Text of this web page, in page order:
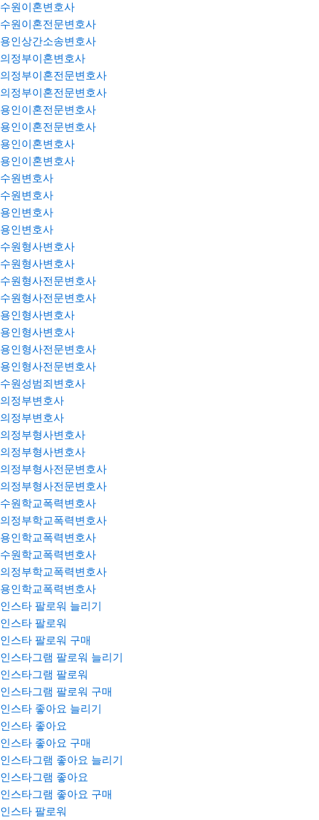
수원이혼변호사
수원이혼전문변호사
용인상간소송변호사
의정부이혼변호사
의정부이혼전문변호사
의정부이혼전문변호사
용인이혼전문변호사
용인이혼전문변호사
용인이혼변호사
용인이혼변호사
수원변호사
수원변호사
용인변호사
용인변호사
수원형사변호사
수원형사변호사
수원형사전문변호사
수원형사전문변호사
용인형사변호사
용인형사변호사
용인형사전문변호사
용인형사전문변호사
수원성범죄변호사
의정부변호사
의정부변호사
의정부형사변호사
의정부형사변호사
의정부형사전문변호사
의정부형사전문변호사
수원학교폭력변호사
의정부학교폭력변호사
용인학교폭력변호사
수원학교폭력변호사
의정부학교폭력변호사
용인학교폭력변호사
인스타 팔로워 늘리기
인스타 팔로워
인스타 팔로워 구매
인스타그램 팔로워 늘리기
인스타그램 팔로워
인스타그램 팔로워 구매
인스타 좋아요 늘리기
인스타 좋아요
인스타 좋아요 구매
인스타그램 좋아요 늘리기
인스타그램 좋아요
인스타그램 좋아요 구매
인스타 팔로워